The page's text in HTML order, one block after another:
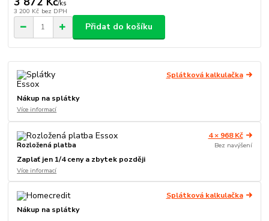
/ks
3 200 Kč bez DPH
Přidat do košíku
Splátková kalkulačka
Nákup na splátky
Více informací
Rozložená platba
4 × 968 Kč
Bez navýšení
Zaplať jen 1/4 ceny a zbytek později
Více informací
Splátková kalkulačka
Nákup na splátky